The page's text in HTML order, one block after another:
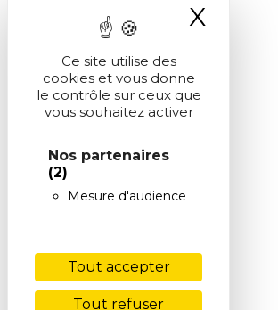
Ce site utilise des
cookies et vous donne
le contrôle sur ceux que
vous souhaitez activer
Nos partenaires
(2)
Mesure d'audience
Tout accepter
Tout refuser
X